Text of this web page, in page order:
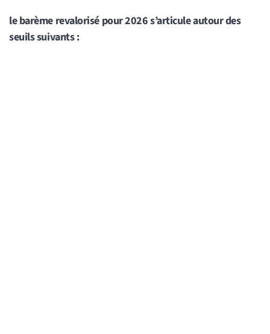
le barème revalorisé pour 2026 s’articule autour des
seuils suivants :